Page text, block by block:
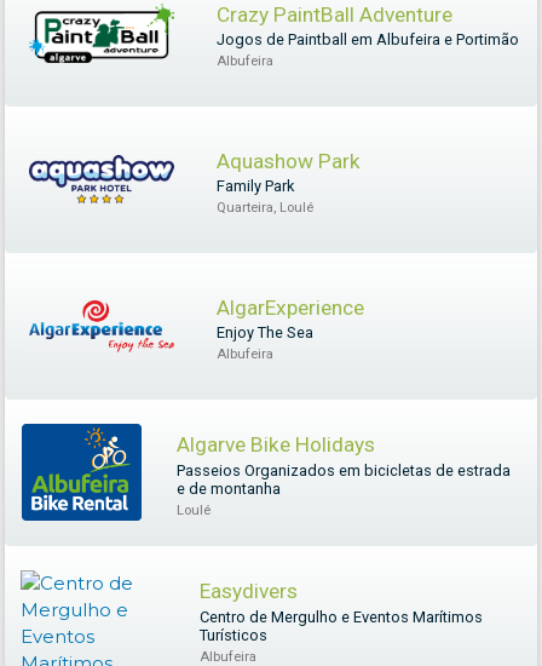
Crazy PaintBall Adventure
Jogos de Paintball em Albufeira e Portimão
Albufeira
Aquashow Park
Family Park
Quarteira, Loulé
AlgarExperience
Enjoy The Sea
Albufeira
Algarve Bike Holidays
Passeios Organizados em bicicletas de estrada
e de montanha
Loulé
Easydivers
Centro de Mergulho e Eventos Marítimos
Turísticos
Albufeira